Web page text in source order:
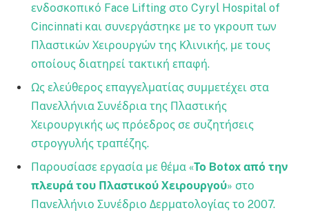
ενδοσκοπικό Face Lifting στο Cyryl Hospital of
Cincinnati και συνεργάστηκε με το γκρουπ των
Πλαστικών Χειρουργών της Κλινικής, με τους
οποίους διατηρεί τακτική επαφή.
Ως ελεύθερος επαγγελματίας συμμετέχει στα
Πανελλήνια Συνέδρια της Πλαστικής
Χειρουργικής ως πρόεδρος σε συζητήσεις
στρογγυλής τραπέζης.
Παρουσίασε εργασία με θέμα «Το Botox από την
πλευρά του Πλαστικού Χειρουργού» στο
Πανελλήνιο Συνέδριο Δερματολογίας το 2007.